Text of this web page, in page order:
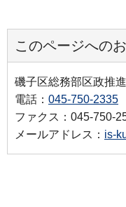
このページへの
磯子区総務部区政推
電話： 045-750-2335
ファクス：045-750-
メールアドレス： is-